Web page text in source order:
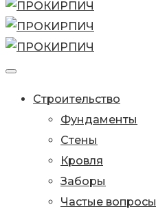
Строительство
Фундаменты
Стены
Кровля
Заборы
Частые вопросы